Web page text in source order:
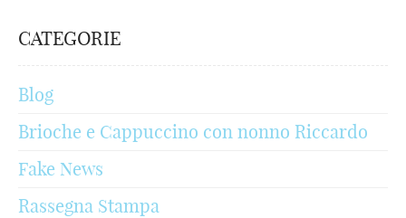
CATEGORIE
Blog
Brioche e Cappuccino con nonno Riccardo
Fake News
Rassegna Stampa